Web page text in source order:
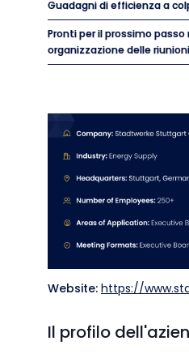
Guadagni di efficienza a
Pronti per il prossimo
organizzazione delle
Website: https://
Il profilo